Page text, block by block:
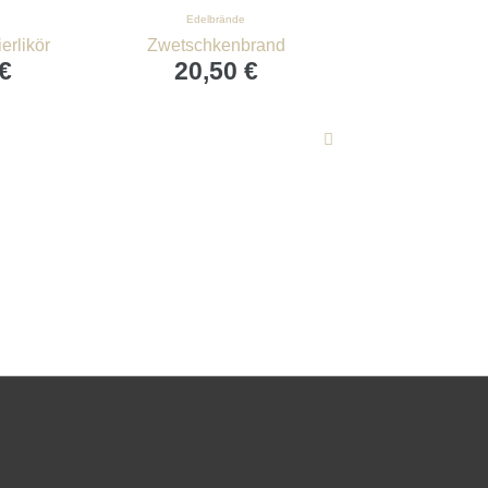
Edelbrände
Zwetschkenbrand
20,50 €